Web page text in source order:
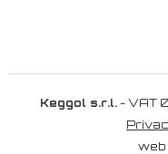
Keggol s.r.l.- VAT
web